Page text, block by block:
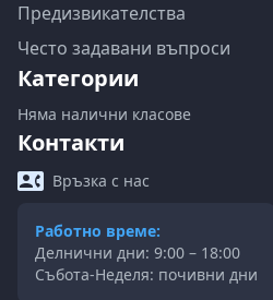
Предизвикателства
Често задавани въпроси
Категории
Няма налични класове
Контакти
Връзка с нас
Работно време:
Делнични дни: 9:00 – 18:00
Събота-Неделя: почивни дни